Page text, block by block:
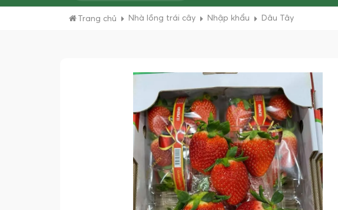
Trang chủ Nhà lồng trái cây Nhập khẩu Dâu Tây